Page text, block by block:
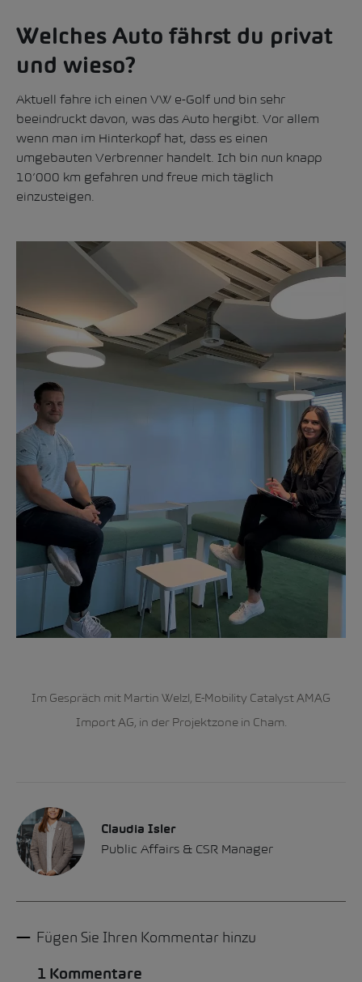
Welches Auto fährst du privat
und wieso?
Aktuell fahre ich einen VW e-Golf und bin sehr
beeindruckt davon, was das Auto hergibt. Vor allem
wenn man im Hinterkopf hat, dass es einen
umgebauten Verbrenner handelt. Ich bin nun knapp
10’000 km gefahren und freue mich täglich
einzusteigen.
Im Gespräch mit Martin Welzl, E-Mobility Catalyst AMAG
Import AG, in der Projektzone in Cham.
Claudia Isler
Public Affairs & CSR Manager
Fügen Sie Ihren Kommentar hinzu
1 Kommentare